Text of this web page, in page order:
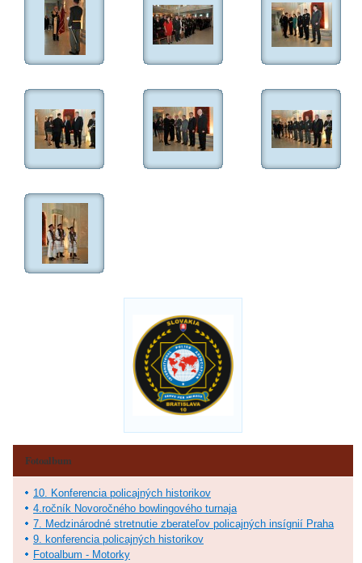
Fotoalbum
10. Konferencia policajných historikov
4.ročník Novoročného bowlingového turnaja
7. Medzinárodné stretnutie zberateľov policajných insígnií Praha
9. konferencia policajných historikov
Fotoalbum - Motorky